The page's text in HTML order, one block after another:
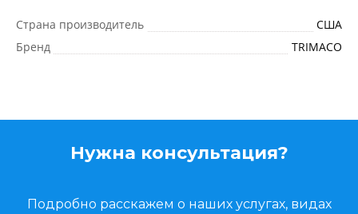
Страна производитель
США
Бренд
TRIMACO
Нужна консультация?
Подробно расскажем о наших услугах, видах